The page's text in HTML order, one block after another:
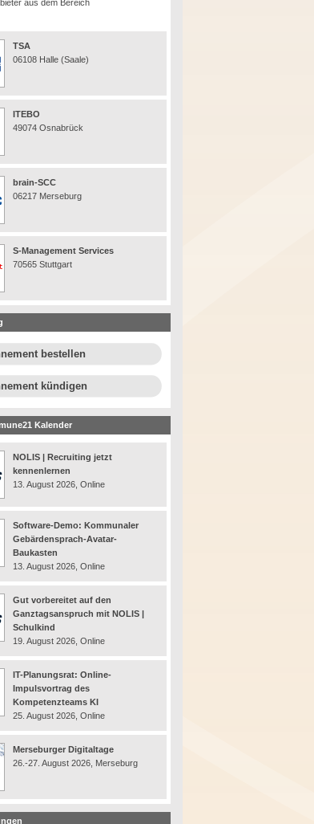
aus dem Bereich
TSA
06108 Halle (Saale)
ITEBO
49074 Osnabrück
brain-SCC
06217 Merseburg
S-Management Services
70565 Stuttgart
bestellen
kündigen
Kalender
NOLIS | Recruiting jetzt
kennenlernen
13. August 2026, Online
Software-Demo: Kommunaler
Gebärdensprach-Avatar-
Baukasten
13. August 2026, Online
Gut vorbereitet auf den
Ganztagsanspruch mit NOLIS |
Schulkind
19. August 2026, Online
IT-Planungsrat: Online-
Impulsvortrag des
Kompetenzteams KI
25. August 2026, Online
Merseburger Digitaltage
26.-27. August 2026, Merseburg